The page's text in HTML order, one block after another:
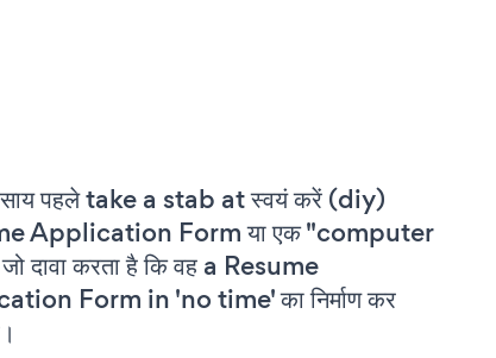
पहले take a stab at स्वयं करें (diy)
Application Form या एक "computer
दावा करता है कि वह a Resume
Form in 'no time' का निर्माण कर